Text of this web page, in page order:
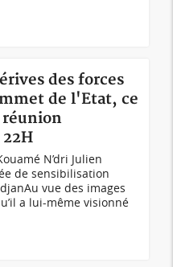
des forces
de l'Etat, ce
réunion
N’dri Julien
de sensibilisation
vue des images
a lui-même visionné